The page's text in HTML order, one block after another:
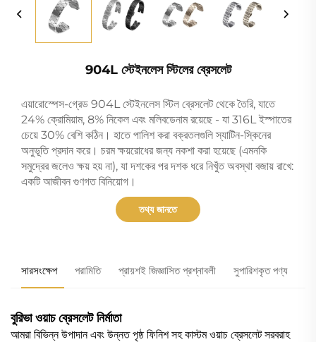
904L স্টেইনলেস স্টিলের ব্রেসলেট
এয়ারোস্পেস-গ্রেড 904L স্টেইনলেস স্টিল ব্রেসলেট থেকে তৈরি, যাতে
24% ক্রোমিয়াম, 8% নিকেল এবং মলিবডেনাম রয়েছে - যা 316L ইস্পাতের
চেয়ে 30% বেশি কঠিন। হাতে পালিশ করা বক্রতলগুলি স্যাটিন-স্কিনের
অনুভূতি প্রদান করে। চরম ক্ষয়রোধের জন্য নকশা করা হয়েছে (এমনকি
সমুদ্রের জলেও ক্ষয় হয় না), যা দশকের পর দশক ধরে নিখুঁত অবস্থা বজায় রাখে:
একটি আজীবন গুণগত বিনিয়োগ।
তথ্য জানতে
সারসংক্ষেপ পরামিতি প্রায়শই জিজ্ঞাসিত প্রশ্নাবলী সুপারিশকৃত পণ্য
বুরিভা ওয়াচ ব্রেসলেট নির্মাতা
আমরা বিভিন্ন উপাদান এবং উন্নত পৃষ্ঠ ফিনিশ সহ কাস্টম ওয়াচ ব্রেসলেট সরবরাহ